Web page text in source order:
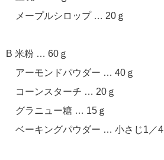
メープルシロップ … 20ｇ
B 米粉 … 60ｇ
アーモンドパウダー … 40ｇ
コーンスターチ … 20ｇ
グラニュー糖 … 15ｇ
ベーキングパウダー … 小さじ1／4